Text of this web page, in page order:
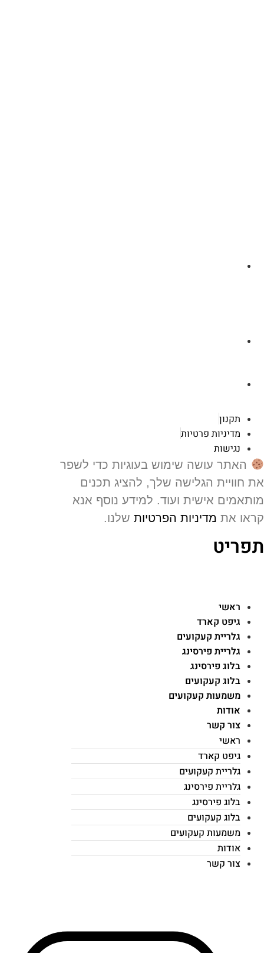
תקנון
מדיניות פרטיות
נגישות
האתר עושה שימוש בעוגיות כדי לשפר
חוויית הגלישה שלך, להציג תכנים
אישית ועוד. למידע נוסף אנא
אתמדיניות הפרטיותשלנו.
ראשי
גיפט קארד
גלריית קעקועים
גלריית פירסינג
בלוג פירסינג
בלוג קעקועים
משמעות קעקועים
אודות
צור קשר
ראשי
גיפט קארד
גלריית קעקועים
גלריית פירסינג
בלוג פירסינג
בלוג קעקועים
משמעות קעקועים
אודות
צור קשר